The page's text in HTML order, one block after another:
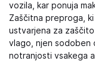
vozila, kar ponuja
Zaščitna preproga,
ustvarjena za
vlago, njen sodoben
notranjosti vsakega